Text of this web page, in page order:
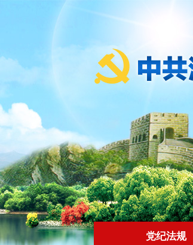
党纪法规